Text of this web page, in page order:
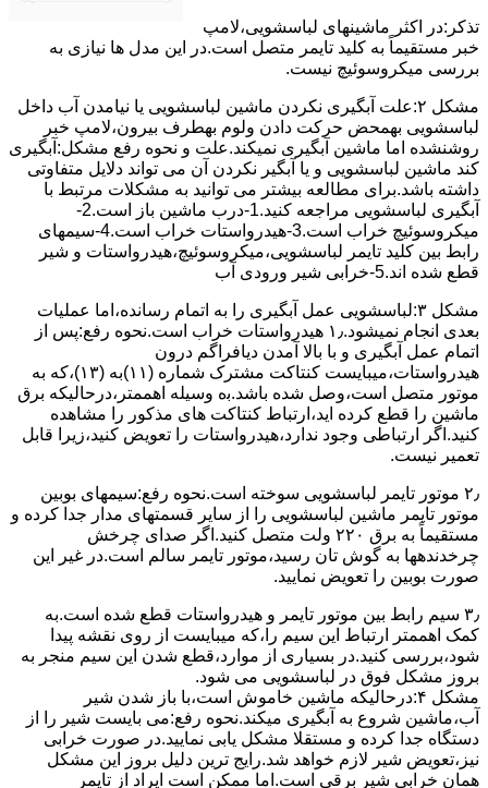
ﺗﺬﮐﺮ:در اﮐﺜﺮ ماشینهای لباسشویی،ﻻﻣﭗ
ﺧﺒﺮ مستقیماً ﺑﻪ ﮐﻠﯿﺪ ﺗﺎﯾﻤﺮ ﻣﺘﺼﻞ اﺳﺖ.در اﯾﻦ مدل ها ﻧﯿﺎزی ﺑﻪ
بررسی ﻣﯿﮑﺮوﺳﻮﺋﯿﭻ نیست.
مشکل ۲:علت آبگیری نکردن ماشین لباسشویی یا نیامدن آب داخل
لباسشویی بهمحض ﺣﺮﮐﺖ دادن وﻟﻮم بهطرف ﺑﯿﺮون،ﻻﻣﭗ ﺧﺒﺮ
روشنشده اﻣﺎ ﻣﺎﺷﯿﻦ آﺑﮕﯿﺮی نمیکند.ﻋﻠﺖ و نحوه رﻓﻊ مشکل:آبگیری
کند ماشین لباسشویی و یا آبگیر نکردن آن می تواند دلایل متفاوتی
داشته باشد.برای مطالعه بیشتر می توانید به مشکلات مرتبط با
آبگیری لباسشویی مراجعه کنید.1-درب ﻣﺎﺷﯿﻦ ﺑﺎز اﺳﺖ.2-
ﻣﯿﮑﺮوﺳﻮﺋﯿﭻ ﺧﺮاب اﺳﺖ.3-ﻫﯿﺪرواﺳﺘﺎت ﺧﺮاب اﺳﺖ.4-سیمهای
راﺑﻂ ﺑﯿﻦ ﮐﻠﯿﺪ ﺗﺎﯾﻤﺮ لباسشویی،ﻣﯿﮑﺮوﺳﻮﺋﯿﭻ،ﻫﯿﺪرواﺳﺘﺎت و ﺷﯿﺮ
ﻗﻄﻊ ﺷﺪه اند.5-خرابی شیر ورودی آب
مشکل ۳:لباسشویی ﻋﻤﻞ آﺑﮕﯿﺮی را ﺑﻪ اﺗﻤﺎم رﺳﺎﻧﺪه،اﻣﺎ ﻋﻤﻠﯿﺎت
ﺑﻌﺪی اﻧﺠﺎم نمیشود.۱٫ ﻫﯿﺪرواﺳﺘﺎت ﺧﺮاب اﺳﺖ.نحوه رﻓﻊ:ﭘﺲ از
اﺗﻤﺎم عمل آﺑﮕﯿﺮی و ﺑﺎ ﺑﺎﻻ آﻣﺪن دﯾﺎﻓﺮاﮔﻢ درون
ﻫﯿﺪرواﺳﺘﺎت،میبایست ﮐﻨﺘﺎﮐﺖ ﻣﺸﺘﺮک شماره (۱۱)به (۱۳)،ﮐﻪ ﺑﻪ
ﻣﻮﺗﻮر ﻣﺘﺼﻞ اﺳﺖ،وﺻﻞ ﺷﺪه ﺑﺎﺷﺪ.ﺑه وسیله اهممتر،درحالیکه ﺑﺮق
ﻣﺎﺷﯿﻦ را ﻗﻄﻊ کرده اید،ارﺗﺒﺎط ﮐﻨﺘﺎﮐﺖ ﻫﺎی ﻣﺬﮐﻮر را ﻣﺸﺎﻫﺪه
کنید.اﮔﺮ ارﺗﺒﺎطی وجود ندارد،ﻫﯿﺪرواﺳﺘﺎت را ﺗﻌﻮﯾﺾ ﮐﻨﯿﺪ،زﯾﺮا قابل
ﺗﻌﻤﯿﺮ نیست.
۲٫ ﻣﻮﺗﻮر ﺗﺎﯾﻤﺮ لباسشویی ﺳﻮﺧﺘﻪ اﺳﺖ.نحوه رﻓﻊ:سیمهای ﺑﻮﺑﯿﻦ
ﻣﻮﺗﻮر ﺗﺎﯾﻤﺮ ماشین لباسشویی را از ﺳﺎﯾﺮ قسمتهای ﻣﺪار ﺟﺪا کرده و
مستقیماً ﺑﻪ برق ۲۲۰ وﻟﺖ ﻣﺘﺼﻞ کنید.اﮔﺮ ﺻﺪای ﭼﺮﺧﺶ
چرخدندهها به گوش تان رﺳﯿﺪ،ﻣﻮﺗﻮر ﺗﺎﯾﻤﺮ ﺳﺎﻟﻢ اﺳﺖ.در ﻏﯿﺮ اﯾﻦ
ﺻﻮرت ﺑﻮﺑﯿﻦ را ﺗﻌﻮﯾﺾ ﻧﻤﺎﯾﯿﺪ.
۳٫ ﺳﯿﻢ راﺑﻂ ﺑﯿﻦ ﻣﻮﺗﻮر ﺗﺎﯾﻤﺮ و ﻫﯿﺪرواﺳﺘﺎت ﻗﻄﻊ ﺷﺪه اﺳﺖ.به
کمک اهممتر ارﺗﺒﺎط اﯾﻦ ﺳﯿﻢ را،ﮐﻪ میبایست از روی ﻧﻘﺸﻪ ﭘﯿﺪا
ﺷﻮد،بررسی ﮐﻨﯿﺪ.در ﺑﺴﯿﺎری از موارد،ﻗﻄﻊ ﺷﺪن اﯾﻦ ﺳﯿﻢ ﻣﻨﺠﺮ ﺑﻪ
ﺑﺮوز مشکل ﻓﻮق در لباسشویی می شود.
مشکل ۴:درحالیکه ﻣﺎﺷﯿﻦ ﺧﺎﻣﻮش اﺳﺖ،ﺑﺎ ﺑﺎز ﺷﺪن ﺷﯿﺮ
آب،ﻣﺎﺷﯿﻦ ﺷﺮوع ﺑﻪ آﺑﮕﯿﺮی میکند.نحوه رﻓﻊ:می بایست ﺷﯿﺮ را از
دستگاه جدا کرده و مستقلا مشکل یابی نمایید.در صورت خرابی
نیز،تعویض شیر لازم خواهد شد.رایج ترین دلیل بروز این مشکل
همان خرابی شیر برقی است.اما ممکن است ایراد از تایمر